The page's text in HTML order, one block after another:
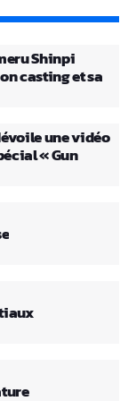
Shinpi
casting et sa
une vidéo
« Gun